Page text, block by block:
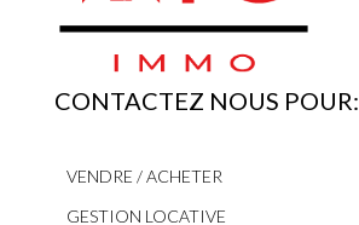
CONTACTEZ NOUS POUR:
VENDRE / ACHETER
GESTION LOCATIVE